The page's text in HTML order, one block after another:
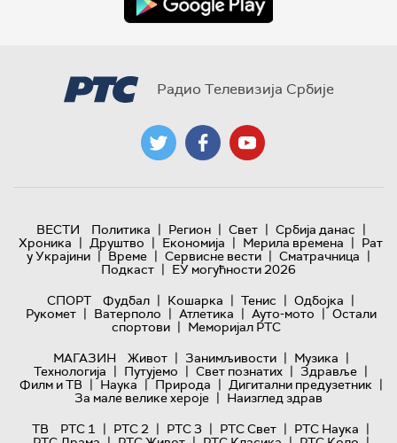
Радио Телевизија Србије
ВЕСТИ Политика | Регион | Свет | Србија данас |
Хроника | Друштво | Економија | Мерила времена | Рат
у Украјини | Време | Сервисне вести | Сматрачница |
Подкаст | ЕУ могућности 2026
СПОРТ
Фудбал | Кошарка | Тенис | Одбојка |
Рукомет | Ватерполо | Атлетика | Ауто-мото | Остали
спортови | Меморијал РТС
МАГАЗИН
Живот | Занимљивости | Музика |
Технологијa | Путујемо | Свет познатих | Здравље |
Филм и ТВ | Наука | Природа | Дигитални предузетник |
За мале велике хероје | Наизглед здрав
ТВ
РТС 1 | РТС 2 | РТС 3 | РТС Свет | РТС Наука |